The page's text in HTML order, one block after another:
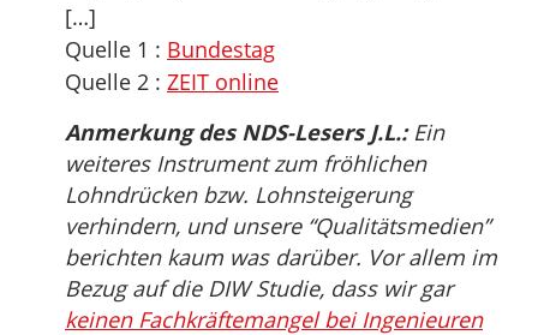
[…]
Quelle 1 : Bundestag
Quelle 2 : ZEIT online
Anmerkung des NDS-Lesers J.L.:Ein
weiteres Instrument zum fröhlichen
Lohndrücken bzw. Lohnsteigerung
verhindern, und unsere “Qualitätsmedien”
berichten kaum was darüber. Vor allem im
Bezug auf die DIW Studie, dass wir gar
keinen Fachkräftemangel bei Ingenieuren